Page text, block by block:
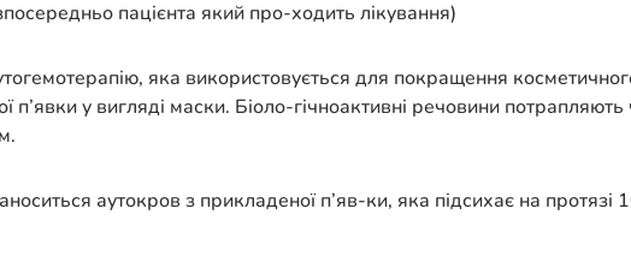
пацієнта який про-ходить лікування)
яка використовується для покращення
п’явки у вигляді маски. Біоло-гічноактивні речовини
аутокров з прикладеної п’яв-ки, яка підсихає на